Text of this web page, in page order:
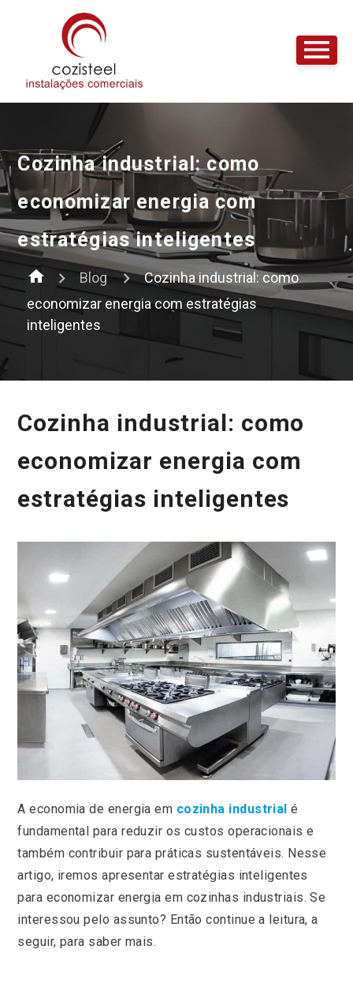
Cozinha industrial: como
economizar energia com
estratégias inteligentes
home Blog
Cozinha industrial: como
economizar energia com estratégias
inteligentes
Cozinha industrial: como
economizar energia com
estratégias inteligentes
A economia de energia em cozinha industrial é
fundamental para reduzir os custos operacionais e
também contribuir para práticas sustentáveis. Nesse
artigo, iremos apresentar estratégias inteligentes
para economizar energia em cozinhas industriais. Se
interessou pelo assunto? Então continue a leitura, a
seguir, para saber mais.